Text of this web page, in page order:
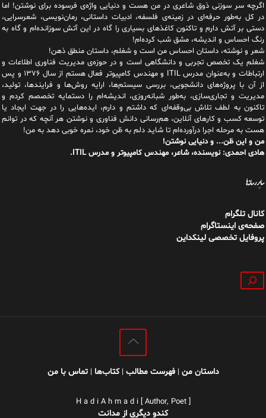
اگرچه سر سوزنی ذوق شاعری در من هست و دنیایی واژه‌‌ی فرسوده برای نوشتن! اما
در کل به‌طور حرفه‌ای در زمینه‌ی فلسفه، ادبیات داستانی، رمان‌نویسی، شعرسرایی،
دستی بر آتش دارم و تاکنون کاغذهای بسیاری را گاه در این آتش سوزانده‌ام و گاه به
رنگ احساس و اندیشه، مشق شب کرده‌ام!
شعر و نوشته، داستان احساس من است و شغلم، داستان منطق ذهن!
شغلم یک تخصص تجربی و دانشگاهی است و در حوزه‌ی مدیریت فناوری اطلاعات و
ارتباطات و به‌عنوان مدرس ITIL و مهندس کامپیوتر فعال هستم از سال ۱۳۷۶ و پس
از آن با پروژه‌های دانشجویی، بررسی سیستم‌ها، ارایه روش‌ها و فرایندها، تولید،
مدیریت و تجاری‌سازی، به‌طور شبانه‌روزی، اندیشه‌ام را دستمایه تخصصم کردم و
تاکنون به لطف تلاش بی‌وقفه‌ای که داشتم و دارم، اید‌ه‌هایی را در جهت ایجاد یا
توسعه کسب و کارهای آنلاین، هم‌رسانی دانش فناوری و نوشتن هر آنچه که در توانم
هست به مرحله اجرا درآورده‌ام تا شاید دلم به ظن خود، نمره خوبی دهد به من!
من و این ظن... و دنیایی نوشتن!
هادی احمدی: نویسنده، شاعر، مهندس کامپیوتر و مدرس ITIL.
سایر رسانه‌ها
کانال تلگرام
صفحه‌ی اینستاگرام
پروفایل تخصصی لینکداین
جستجو
داستان من |فهرست مطالب |کتاب‌ها |تماس با من
H a d i A h m a d i [ Author, Poet ]
کندو دیگری از مدانت